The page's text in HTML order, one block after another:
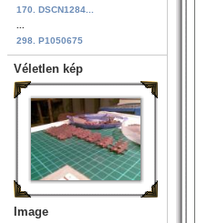
170. DSCN1284...
298. P1050675
Véletlen kép
Image